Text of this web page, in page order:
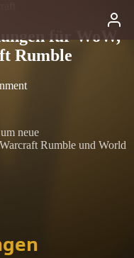
für WoW,
Rumble
neue
Rumble und World